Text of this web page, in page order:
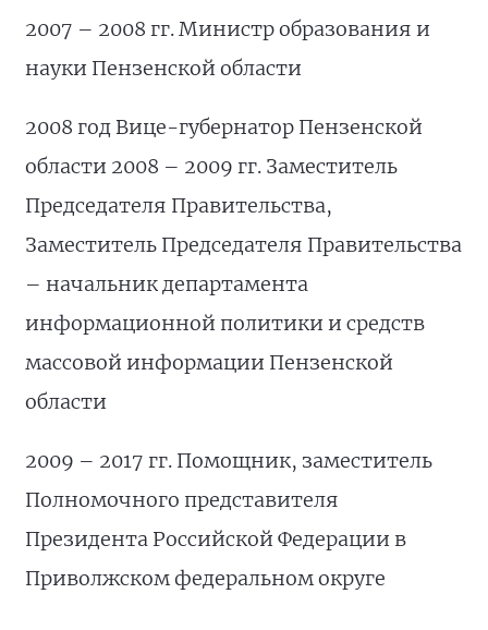
2007 – 2008 гг. Министр образования и
науки Пензенской области
2008 год Вице-губернатор Пензенской
области 2008 – 2009 гг. Заместитель
Председателя Правительства,
Заместитель Председателя Правительства
– начальник департамента
информационной политики и средств
массовой информации Пензенской
области
2009 – 2017 гг. Помощник, заместитель
Полномочного представителя
Президента Российской Федерации в
Приволжском федеральном округе